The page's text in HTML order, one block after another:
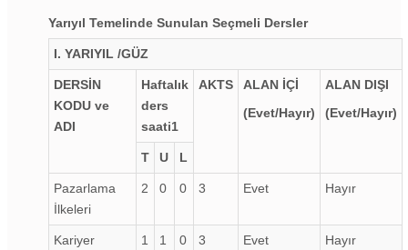
Yarıyıl Temelinde Sunulan Seçmeli Dersler
I. YARIYIL /GÜZ
DERSİN
KODU ve
ADI
Haftalık
ders
saati1
AKTS
ALAN İÇİ
(Evet/Hayır)
ALAN DIŞI
(Evet/Hayır)
T U L
Pazarlama
İlkeleri
2 0 0 3 Evet Hayır
Kariyer
1 1 0 3 Evet Hayır